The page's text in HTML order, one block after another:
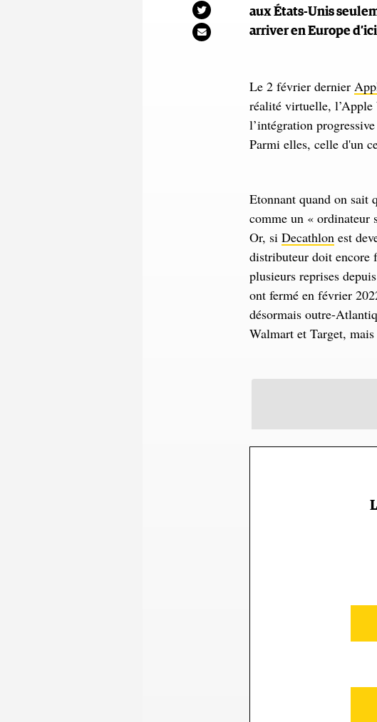
aux États-Unis
arriver en Europe
Le 2 février dernier
réalité virtuelle,
l’intégration
Parmi elles, celle d'un
Etonnant quand on sait
comme un « ordinateur
Or, si Decathlon est
distributeur doit encore
plusieurs reprises
ont fermé en février
désormais outre-
Walmart et Target,